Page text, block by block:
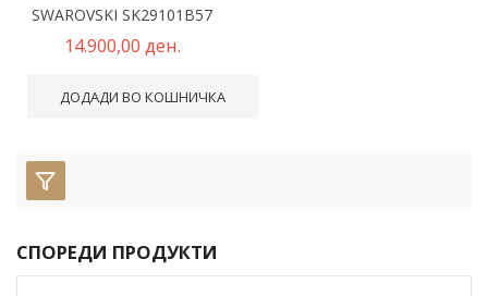
SWAROVSKI SK29101B57
14.900,00 ден.
ДОДАДИ ВО КОШНИЧКА
СПОРЕДИ ПРОДУКТИ